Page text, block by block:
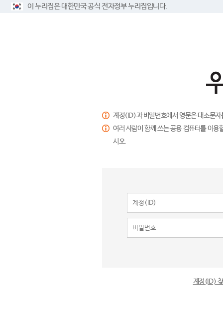
이 누리집은 대한민국 공식 전자정부 누리집입니다.
계정(ID)과 비밀번호에서 영문은 대소문
여러 사람이 함께 쓰는 공용 컴퓨터를 이
시오.
계정(ID)